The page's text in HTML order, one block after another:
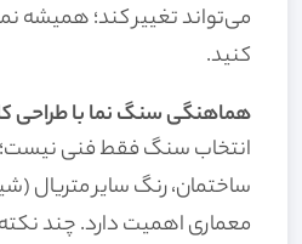
می‌تواند تغییر کند؛ همیشه
کنید.
هماهنگی سنگ نما با طراحی
انتخاب سنگ فقط فنی
ساختمان، رنگ سایر متریال
معماری اهمیت دارد. چند